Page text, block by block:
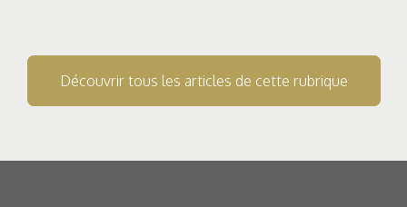
Découvrir tous les articles de cette rubrique